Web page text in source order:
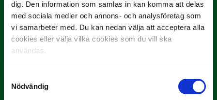
dig. Den information som samlas in kan komma att delas
med sociala medier och annons- och analysföretag som
vi samarbeter med. Du kan nedan välja att acceptera alla
cookies eller välja vilka cookies som du vill ska
användas.
Nödvändig
10 JULI
Dubbla Landskrona-priser när juni
summeras
"Vilken…